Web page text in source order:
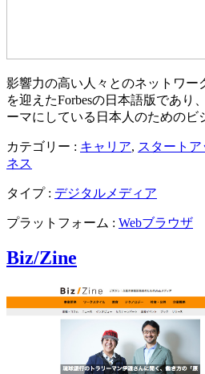
影響力の高い人々とのネットワー
を迎えたForbesの日本語版であり
ーマにしている日本人のためのビ
カテゴリー : キャリア, スタートア
ネス
タイプ : デジタルメディア
プラットフォーム : Webブラウザ
Biz/Zine